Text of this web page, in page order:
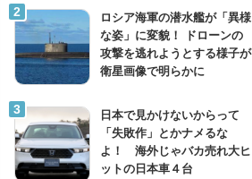
ロシア海軍の潜水艦が「異様
な姿」に変貌！ ドローンの
攻撃を逃れようとする様子が
衛星画像で明らかに
日本で見かけないからって
「失敗作」とかナメるな
よ！ 海外じゃバカ売れ大ヒ
ットの日本車４台